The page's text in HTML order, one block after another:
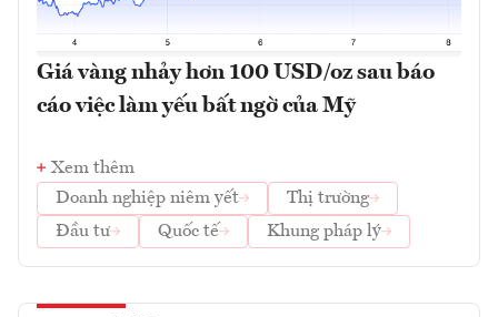
Giá vàng nhảy hơn 100 USD/oz sau báo
cáo việc làm yếu bất ngờ của Mỹ
Xem thêm
Doanh nghiệp niêm yết
Thị trường
Đầu tư
Quốc tế Khung pháp lý